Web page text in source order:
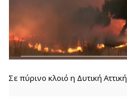
Σε πύρινο κλοιό η Δυτική Αττική